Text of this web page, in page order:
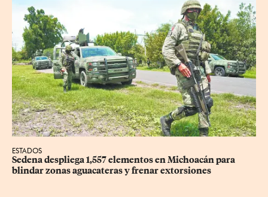
ESTADOS
Sedena despliega 1,557 elementos en Michoacán para
blindar zonas aguacateras y frenar extorsiones